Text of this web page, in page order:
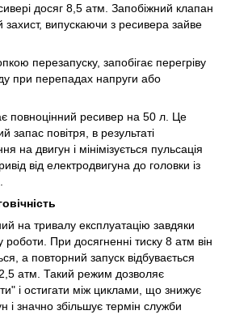
досяг 8,5 атм. Запобіжний клапан
захист, випускаючи з ресивера зайве
перезапуску, запобігає перегріву
при перепадах напруги або
повноцінний ресивер на 50 л. Це
запас повітря, в результаті
на двигун і мінімізується пульсація
від електродвигуна до головки із
на тривалу експлуатацію завдяки
При досягненні тиску 8 атм він
а повторний запуск відбувається
атм. Такий режим дозволяє
і остигати між циклами, що знижує
і значно збільшує термін служби